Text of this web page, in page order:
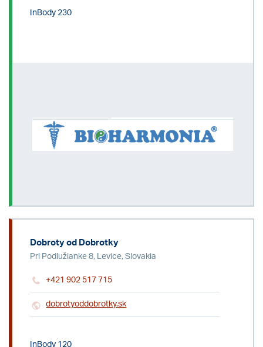
InBody 230
Dobroty od Dobrotky
Pri Podlužianke 8, Levice, Slovakia
+421 902 517 715
dobrotyoddobrotky.sk
InBody 120